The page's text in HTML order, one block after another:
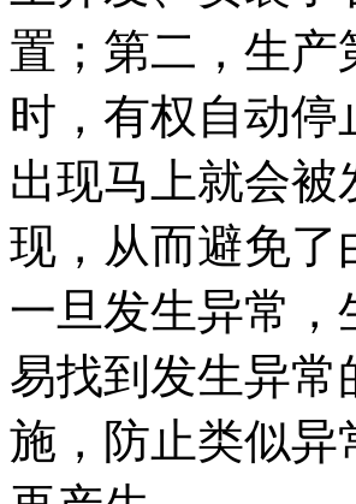
置；第二，生
时，有权自动
出现马上就会
现，从而避免了
一旦发生异常
易找到发生异
施，防止类似异